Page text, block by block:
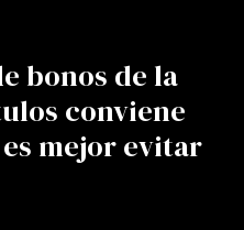
bonos de la
conviene
mejor evitar